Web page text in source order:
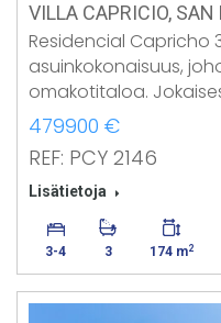
VILLA CAPRICIO, SAN
Residencial Capricho
asuinkokonaisuus,
omakotitaloa.
479900 €
REF: PCY 2146
Lisätietoja
3-4 3 174 m2